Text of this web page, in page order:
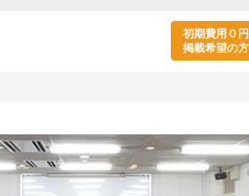
ター-Bタイプ(扇町駅)
初期費用０円
掲載希望の